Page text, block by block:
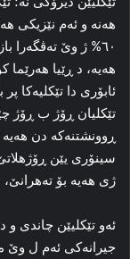
هه‌نه‌ و ئه‌م نێزیکی
٦٠% ژ وێ تەڤگەرا
هه‌یه‌، د ڕێیا هه‌رێما
ئابۆری دا تێکلیه‌کا
تێکلیان ڕۆژ ب ڕۆژ
ڕوونشتنه‌که‌ دن هه‌یه‌
سینۆری یێن
ژی هه‌یه‌ بۆ
ئه‌و تێکلیێن چاندی
جیرانه‌کی ئه‌م ل وێ